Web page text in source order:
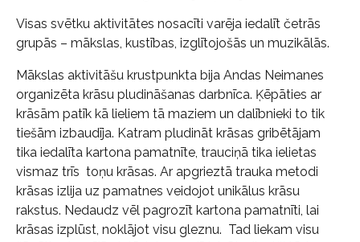
Visas svētku aktivitātes nosacīti varēja iedalīt četrās
grupās – mākslas, kustības, izglītojošās un muzikālās.
Mākslas aktivitāšu krustpunkta bija Andas Neimanes
organizēta krāsu pludināšanas darbnīca. Ķēpāties ar
krāsām patīk kā lieliem tā maziem un dalībnieki to tik
tiešām izbaudīja. Katram pludināt krāsas gribētājam
tika iedalīta kartona pamatnīte, trauciņā tika ielietas
vismaz trīs toņu krāsas. Ar apgrieztā trauka metodi
krāsas izlija uz pamatnes veidojot unikālus krāsu
rakstus. Nedaudz vēl pagrozīt kartona pamatnīti, lai
krāsas izplūst, noklājot visu gleznu. Tad liekam visu